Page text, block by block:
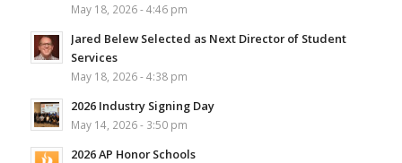
May 18, 2026 - 4:46 pm
Jared Belew Selected as Next Director of Student
Services
May 18, 2026 - 4:38 pm
2026 Industry Signing Day
May 14, 2026 - 3:50 pm
2026 AP Honor Schools